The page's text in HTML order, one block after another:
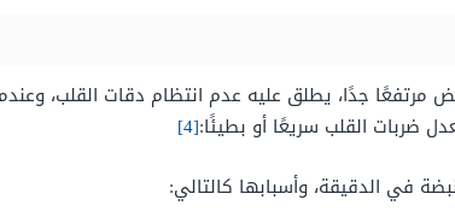
مرتفعًا جدًا، يطلق عليه عدم انتظام دقات القلب،
ضربات القلب سريعًا أو بطيئًا:[4]